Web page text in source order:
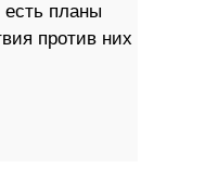
планы
против них